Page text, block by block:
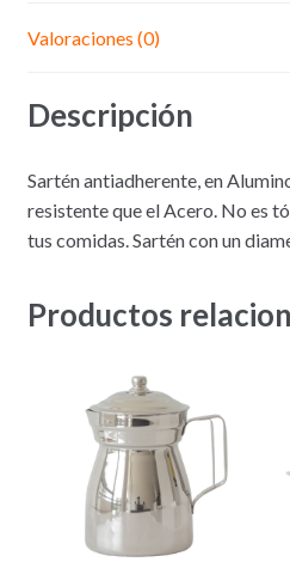
Valoraciones (0)
Descripción
Sartén antiadherente, en
resistente que el Acero. No es
tus comidas. Sartén con un
Productos